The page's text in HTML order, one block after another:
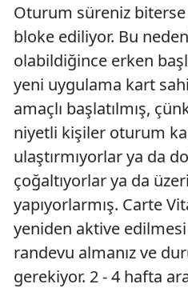
Oturum süreniz biterse
bloke ediliyor. Bu
olabildiğince erken
yeni uygulama kart
amaçlı başlatılmış,
niyetli kişiler oturum
ulaştırmıyorlar ya da
çoğaltıyorlar ya da
yapıyorlarmış. Carte
yeniden aktive edilmesi
randevu almanız ve
gerekiyor. 2 - 4 hafta